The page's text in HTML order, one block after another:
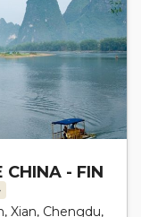
CHINA - FIN
Xian, Chengdu,